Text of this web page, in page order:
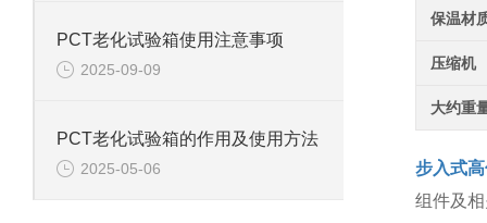
PCT老化试验箱使用注意事项
2025-09-09
PCT老化试验箱的作用及使用方法
2025-05-06
保温材
压缩机
大约重
步入式
组件及